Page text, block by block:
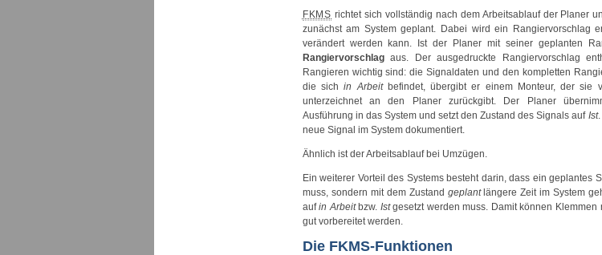
FKMS richtet sich vollständig nach dem Arbeitsablauf der Planer
zunächst am System geplant. Dabei wird ein Rangiervorschlag
verändert werden kann. Ist der Planer mit seiner geplanten
Rangiervorschlagaus. Der ausgedruckte Rangiervorschlag
Rangieren wichtig sind: dieSignaldaten und den kompletten
die sichin Arbeitbefindet, übergibt er einem Monteur, der sie
unterzeichnet an den Planer zurückgibt. Der Planer
Ausführung in das System und setzt den Zustand des Signals auf Ist.
neue Signal im System dokumentiert.
Ähnlich ist der Arbeitsablauf bei Umzügen.
Ein weiterer Vorteil des Systems besteht darin, dass ein geplantes
muss, sondern mit dem Zustand geplantlängere Zeit im System
aufin Arbeitbzw. Istgesetzt werden muss. Damit können Klemmen
gut vorbereitet werden.
Die FKMS-Funktionen